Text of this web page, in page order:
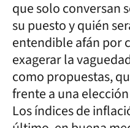
que solo conversan
su puesto y quién
entendible afán por
exagerar la
como propuestas,
frente a una
Los índices de